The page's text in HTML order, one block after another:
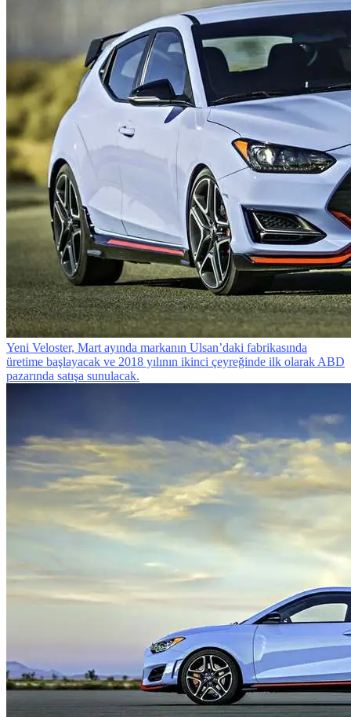
Yeni Veloster, Mart ayında markanın Ulsan’daki fabrikasında
üretime başlayacak ve 2018 yılının ikinci çeyreğinde ilk olarak ABD
pazarında satışa sunulacak.